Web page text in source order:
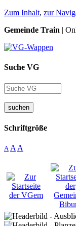
Zum Inhalt, zur
Gemeinde Train |
Suche VG
suchen
Schriftgröße
A A A